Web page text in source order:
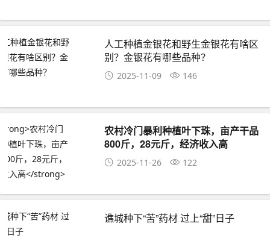
人工种植金银花和野生金银花有啥区
别？金银花有哪些品种？
2025-11-09 146
农村冷门暴利种植叶下珠，亩产干品
800斤，28元斤，经济收入高
2025-11-26 122
谯城种下“苦”药材 过上“甜”日子